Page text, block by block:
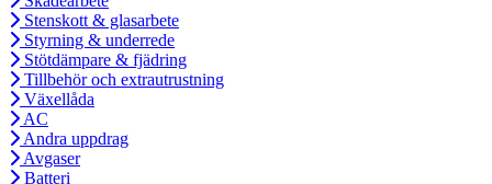
Stenskott & glasarbete
Styrning & underrede
Stötdämpare & fjädring
Tillbehör och extrautrustning
Växellåda
AC
Andra uppdrag
Avgaser
Batteri